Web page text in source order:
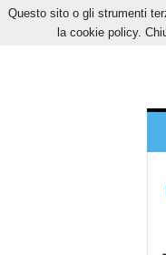
Questo sito o gli strumenti
la cookie policy.